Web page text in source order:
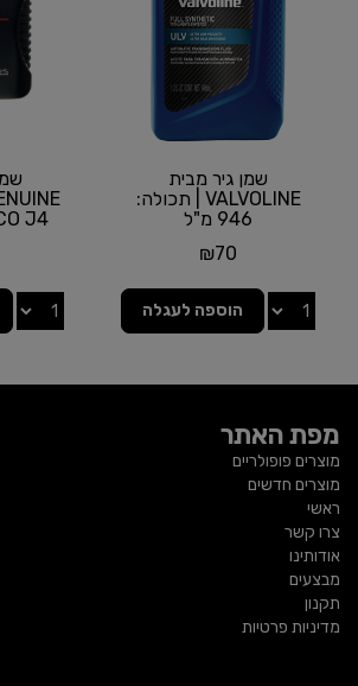
שמן גיר מבית
VALVOLINE | תכולה:
946 מ"ל
₪70
הוספה לעגלה
J4
מפת האתר
מוצרים פופולריים
מוצרים חדשים
ראשי
צרו קשר
אודותינו
מבצעים
תקנון
מדיניות פרטיות